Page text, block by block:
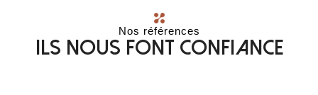
Nos références
Ils nous font confiance